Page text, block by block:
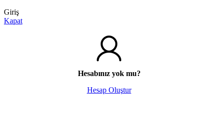
Giriş
Kapat
Hesabınız yok mu?
Hesap Oluştur